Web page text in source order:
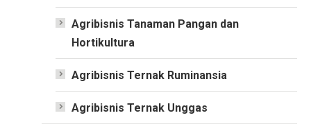
Agribisnis Tanaman Pangan dan
Hortikultura
Agribisnis Ternak Ruminansia
Agribisnis Ternak Unggas